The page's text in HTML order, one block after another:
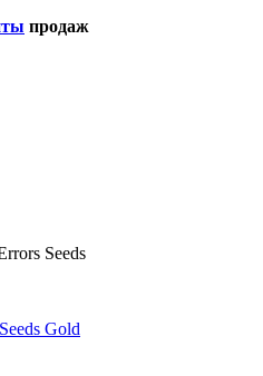
продаж
Seeds
Gold